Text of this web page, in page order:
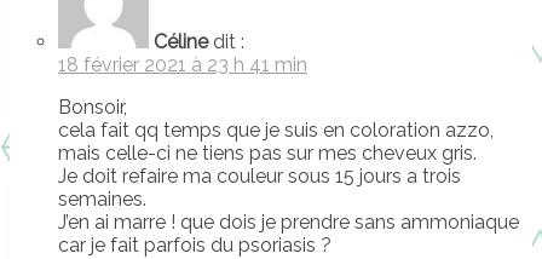
Céline dit :
18 février 2021 à 23 h 41 min
Bonsoir,
cela fait qq temps que je suis en coloration azzo,
mais celle-ci ne tiens pas sur mes cheveux gris.
Je doit refaire ma couleur sous 15 jours a trois
semaines.
J’en ai marre ! que dois je prendre sans ammoniaque
car je fait parfois du psoriasis ?